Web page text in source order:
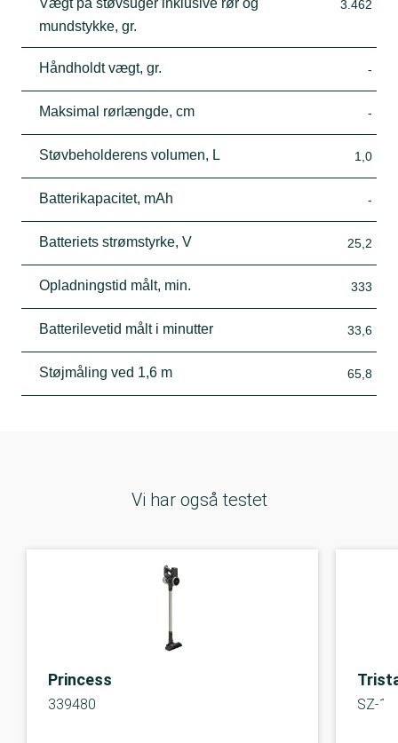
Vægt på støvsuger inklusive rør og
mundstykke, gr.
3.462
Håndholdt vægt, gr. -
Maksimal rørlængde, cm -
Støvbeholderens volumen, L 1,0
Batterikapacitet, mAh -
Batteriets strømstyrke, V 25,2
Opladningstid målt, min. 333
Batterilevetid målt i minutter 33,6
Støjmåling ved 1,6 m 65,8
Vi har også testet
Princess
339480 SZ-